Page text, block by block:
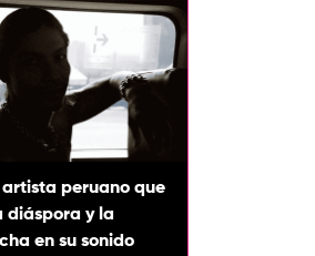
artista peruano que
diáspora y la
en su sonido